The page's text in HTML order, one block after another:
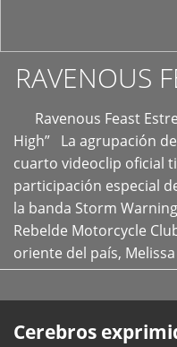
RAVENOUS
Ravenous Feast
High” La agrupación
cuarto videoclip oficial
participación especial
la banda Storm
Rebelde Motorcycle
oriente del país,
Cerebros